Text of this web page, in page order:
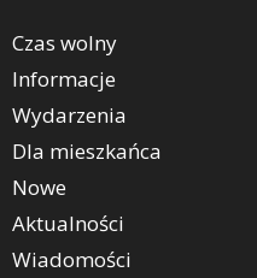
Czas wolny
Informacje
Wydarzenia
Dla mieszkańca
Nowe
Aktualności
Wiadomości